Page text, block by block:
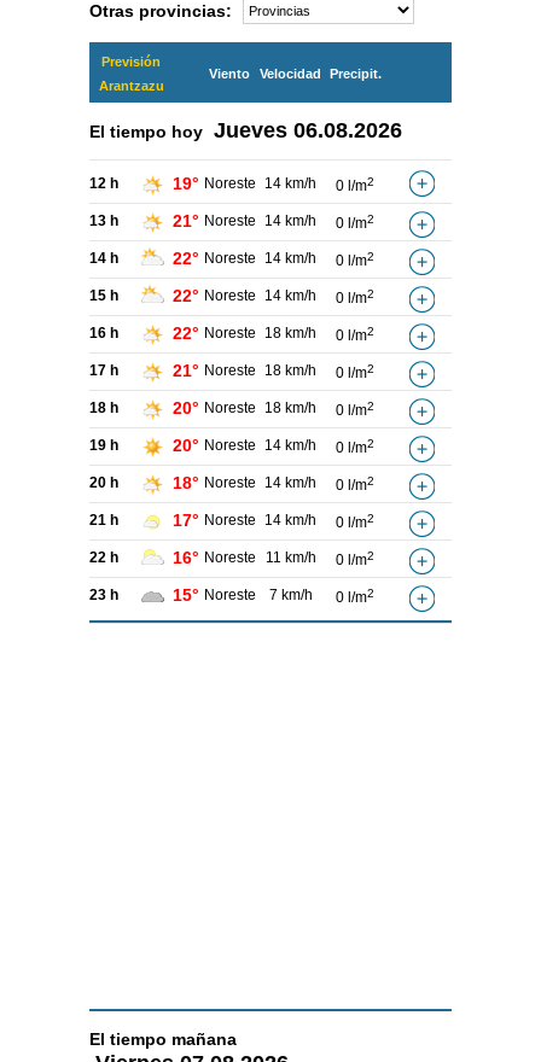
Otras provincias:
Previsión
Arantzazu
Viento Velocidad Precipit.
El tiempo hoy Jueves 06.08.2026
12 h 19° Noreste 14 km/h 0 l/m2
13 h 21° Noreste 14 km/h 0 l/m2
14 h 22° Noreste 14 km/h 0 l/m2
15 h 22° Noreste 14 km/h 0 l/m2
16 h 22° Noreste 18 km/h 0 l/m2
17 h 21° Noreste 18 km/h 0 l/m2
18 h 20° Noreste 18 km/h 0 l/m2
19 h 20° Noreste 14 km/h 0 l/m2
20 h 18° Noreste 14 km/h 0 l/m2
21 h 17° Noreste 14 km/h 0 l/m2
22 h 16° Noreste 11 km/h 0 l/m2
23 h 15° Noreste 7 km/h 0 l/m2
El tiempo mañana